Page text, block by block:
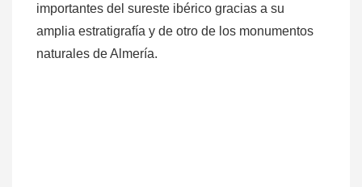
importantes del sureste ibérico gracias a su
amplia estratigrafía y de otro de los monumentos
naturales de Almería.